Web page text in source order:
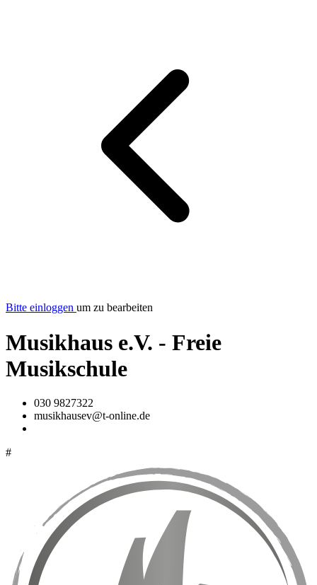
Bitte einloggen um zu bearbeiten
Musikhaus e.V. - Freie
Musikschule
030 9827322
musikhausev@t-online.de
#